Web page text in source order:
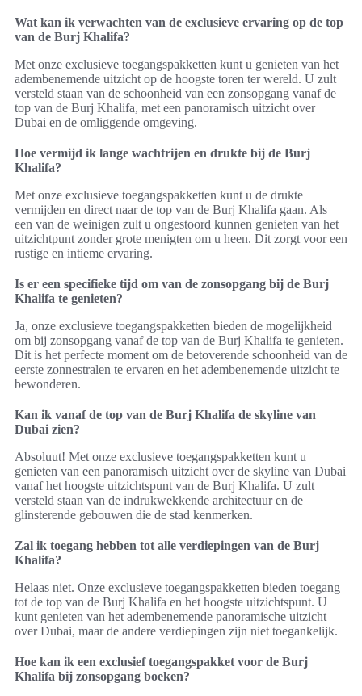
Wat kan ik verwachten van de exclusieve ervaring op de top
van de Burj Khalifa?
Met onze exclusieve toegangspakketten kunt u genieten van het
adembenemende uitzicht op de hoogste toren ter wereld. U zult
versteld staan van de schoonheid van een zonsopgang vanaf de
top van de Burj Khalifa, met een panoramisch uitzicht over
Dubai en de omliggende omgeving.
Hoe vermijd ik lange wachtrijen en drukte bij de Burj
Khalifa?
Met onze exclusieve toegangspakketten kunt u de drukte
vermijden en direct naar de top van de Burj Khalifa gaan. Als
een van de weinigen zult u ongestoord kunnen genieten van het
uitzichtpunt zonder grote menigten om u heen. Dit zorgt voor een
rustige en intieme ervaring.
Is er een specifieke tijd om van de zonsopgang bij de Burj
Khalifa te genieten?
Ja, onze exclusieve toegangspakketten bieden de mogelijkheid
om bij zonsopgang vanaf de top van de Burj Khalifa te genieten.
Dit is het perfecte moment om de betoverende schoonheid van de
eerste zonnestralen te ervaren en het adembenemende uitzicht te
bewonderen.
Kan ik vanaf de top van de Burj Khalifa de skyline van
Dubai zien?
Absoluut! Met onze exclusieve toegangspakketten kunt u
genieten van een panoramisch uitzicht over de skyline van Dubai
vanaf het hoogste uitzichtspunt van de Burj Khalifa. U zult
versteld staan van de indrukwekkende architectuur en de
glinsterende gebouwen die de stad kenmerken.
Zal ik toegang hebben tot alle verdiepingen van de Burj
Khalifa?
Helaas niet. Onze exclusieve toegangspakketten bieden toegang
tot de top van de Burj Khalifa en het hoogste uitzichtspunt. U
kunt genieten van het adembenemende panoramische uitzicht
over Dubai, maar de andere verdiepingen zijn niet toegankelijk.
Hoe kan ik een exclusief toegangspakket voor de Burj
Khalifa bij zonsopgang boeken?